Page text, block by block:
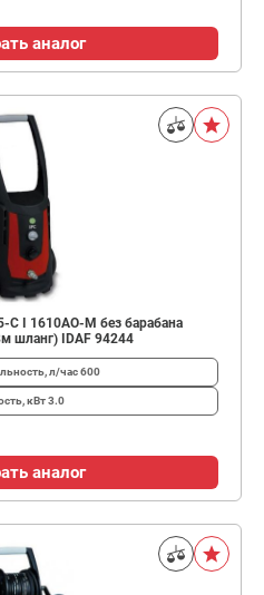
аналог
I 1610AO-M без барабана
шланг) IDAF 94244
л/час600
кВт3.0
аналог